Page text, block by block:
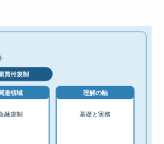
買付規制
連領域
融規制
理解の軸
基礎と実務